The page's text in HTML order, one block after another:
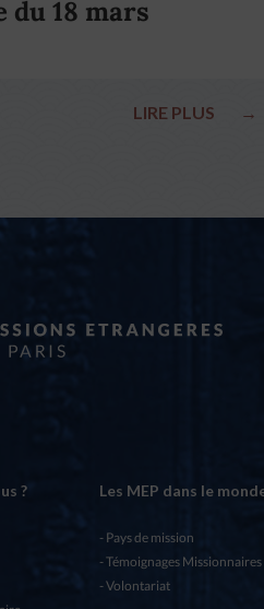
du 18 mars
LIRE PLUS →
? Les MEP dans le
Pays de mission
Témoignages Missionnaires
Volontariat